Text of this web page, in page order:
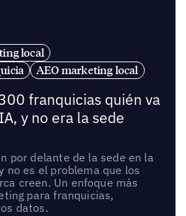
local
AEO marketing local
franquicias quién va
y no era la sede
por delante de la sede en la
no es el problema que los
creen. Un enfoque más
para franquicias,
datos.